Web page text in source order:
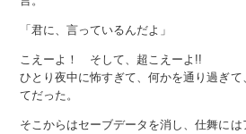
「君に、言っているんだよ」
こえーよ！ そして、超こえーよ!!
ひとり夜中に怖すぎて、何かを通り過ぎ
てだった。
そこからはセーブデータを消し、仕舞に